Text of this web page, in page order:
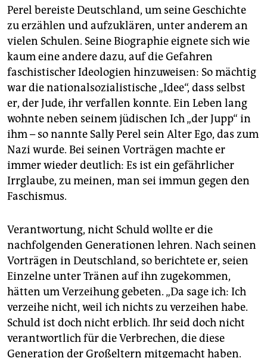
Perel bereiste Deutschland, um seine Geschichte
zu erzählen und aufzuklären, unter anderem an
vielen Schulen. Seine Biographie eignete sich wie
kaum eine andere dazu, auf die Gefahren
faschistischer Ideologien hinzuweisen: So mächtig
war die nationalsozialistische „Idee“, dass selbst
er, der Jude, ihr verfallen konnte. Ein Leben lang
wohnte neben seinem jüdischen Ich „der Jupp“ in
ihm – so nannte Sally Perel sein Alter Ego, das zum
Nazi wurde. Bei seinen Vorträgen machte er
immer wieder deutlich: Es ist ein gefährlicher
Irrglaube, zu meinen, man sei immun gegen den
Faschismus.
Verantwortung, nicht Schuld wollte er die
nachfolgenden Generationen lehren. Nach seinen
Vorträgen in Deutschland, so berichtete er, seien
Einzelne unter Tränen auf ihn zugekommen,
hätten um Verzeihung gebeten. „Da sage ich: Ich
verzeihe nicht, weil ich nichts zu verzeihen habe.
Schuld ist doch nicht erblich. Ihr seid doch nicht
verantwortlich für die Verbrechen, die diese
Generation der Großeltern mitgemacht haben.